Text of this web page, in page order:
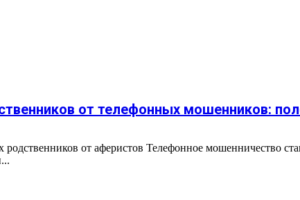
от телефонных мошенников:
от аферистов Телефонное мошенничество